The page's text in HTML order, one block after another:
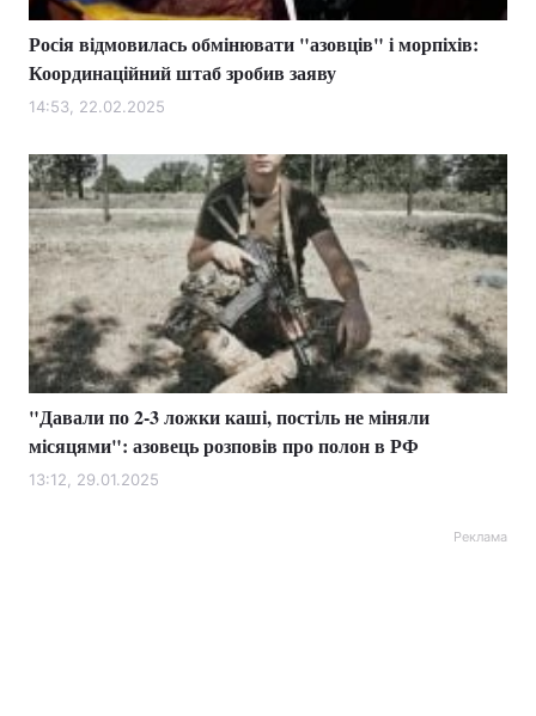
Росія відмовилась обмінювати "азовців" і морпіхів:
Координаційний штаб зробив заяву
14:53, 22.02.2025
"Давали по 2-3 ложки каші, постіль не міняли
місяцями": азовець розповів про полон в РФ
13:12, 29.01.2025
Реклама